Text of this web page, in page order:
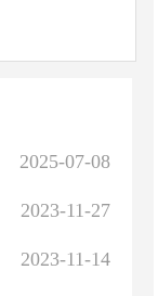
2025-07-08
2023-11-27
2023-11-14